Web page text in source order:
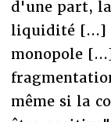
d'une part,
liquidité [...]
monopole
même si la